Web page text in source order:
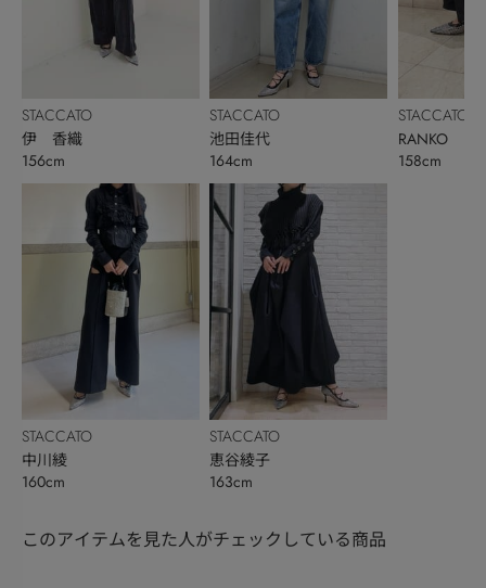
STACCATO
伊 香織
156cm
STACCATO
中川綾
160cm
STACCATO
池田佳代
164cm
STACCATO
恵谷綾子
163cm
STACCATO
RANKO
158cm
このアイテムを見た人がチェックしている商品